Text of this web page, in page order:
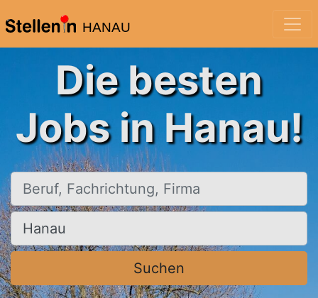
HANAU
Die besten
Jobs in Hanau!
Beruf, Fachrichtung, Firma
Ort, Stadt
Suchen